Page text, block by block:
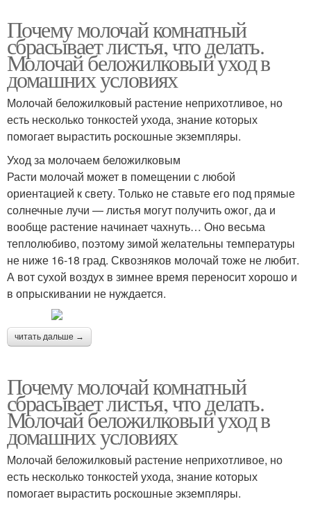
Почему молочай комнатный
сбрасывает листья, что делать.
Молочай беложилковый уход в
домашних условиях
Молочай беложилковый растение неприхотливое, но
есть несколько тонкостей ухода, знание которых
помогает вырастить роскошные экземпляры.
Уход за молочаем беложилковым
Расти молочай может в помещении с любой
ориентацией к свету. Только не ставьте его под прямые
солнечные лучи — листья могут получить ожог, да и
вообще растение начинает чахнуть… Оно весьма
теплолюбиво, поэтому зимой желательны температуры
не ниже 16-18 град. Сквозняков молочай тоже не любит.
А вот сухой воздух в зимнее время переносит хорошо и
в опрыскивании не нуждается.
читать дальше →
Почему молочай комнатный
сбрасывает листья, что делать.
Молочай беложилковый уход в
домашних условиях
Молочай беложилковый растение неприхотливое, но
есть несколько тонкостей ухода, знание которых
помогает вырастить роскошные экземпляры.